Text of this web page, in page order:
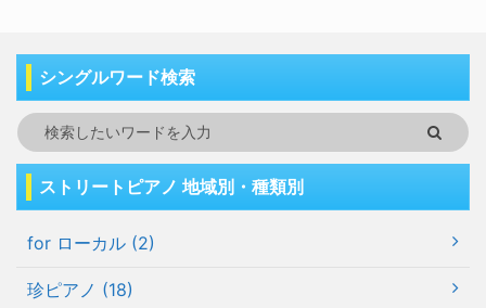
シングルワード検索
ストリートピアノ 地域別・種類別
for ローカル (2)
珍ピアノ (18)